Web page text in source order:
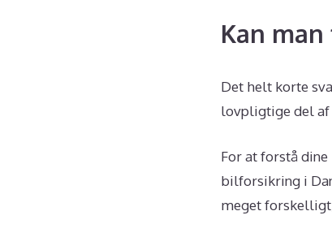
Kan
Det helt korte
lovpligtige del af
For at forstå
bilforsikring i
meget